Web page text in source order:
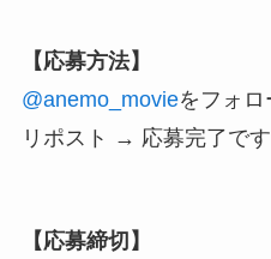
【応募方法】
@anemo_movieをフォロ
リポスト → 応募完了です
【応募締切】